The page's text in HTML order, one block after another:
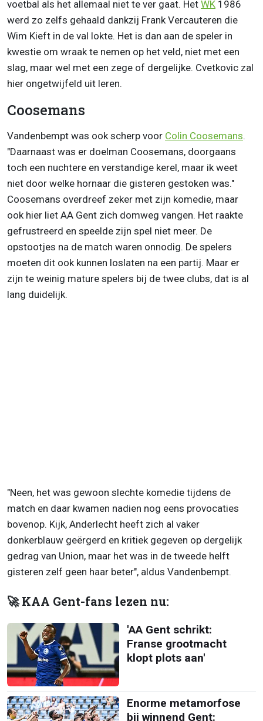
voetbal als het allemaal niet te ver gaat. Het WK 1986
werd zo zelfs gehaald dankzij Frank Vercauteren die
Wim Kieft in de val lokte. Het is dan aan de speler in
kwestie om wraak te nemen op het veld, niet met een
slag, maar wel met een zege of dergelijke. Cvetkovic zal
hier ongetwijfeld uit leren.
Coosemans
Vandenbempt was ook scherp voor Colin Coosemans.
"Daarnaast was er doelman Coosemans, doorgaans
toch een nuchtere en verstandige kerel, maar ik weet
niet door welke hornaar die gisteren gestoken was."
Coosemans overdreef zeker met zijn komedie, maar
ook hier liet AA Gent zich domweg vangen. Het raakte
gefrustreerd en speelde zijn spel niet meer. De
opstootjes na de match waren onnodig. De spelers
moeten dit ook kunnen loslaten na een partij. Maar er
zijn te weinig mature spelers bij de twee clubs, dat is al
lang duidelijk.
"Neen, het was gewoon slechte komedie tijdens de
match en daar kwamen nadien nog eens provocaties
bovenop. Kijk, Anderlecht heeft zich al vaker
donkerblauw geërgerd en kritiek gegeven op dergelijk
gedrag van Union, maar het was in de tweede helft
gisteren zelf geen haar beter", aldus Vandenbempt.
🚀 KAA Gent-fans lezen nu:
'AA Gent schrikt:
Franse grootmacht
klopt plots aan'
Enorme metamorfose
bij winnend Gent: